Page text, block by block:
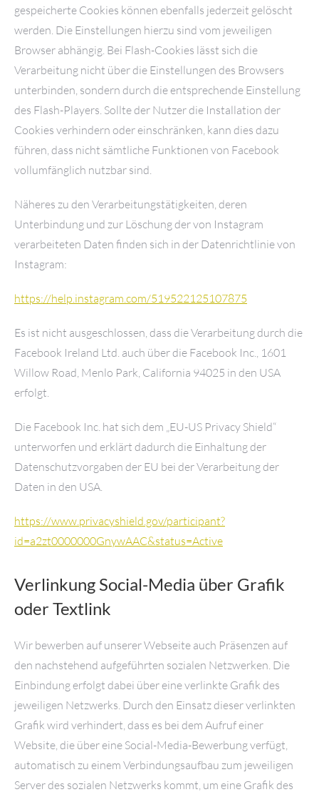
gespeicherte Cookies können ebenfalls jederzeit gelöscht
werden. Die Einstellungen hierzu sind vom jeweiligen
Browser abhängig. Bei Flash-Cookies lässt sich die
Verarbeitung nicht über die Einstellungen des Browsers
unterbinden, sondern durch die entsprechende Einstellung
des Flash-Players. Sollte der Nutzer die Installation der
Cookies verhindern oder einschränken, kann dies dazu
führen, dass nicht sämtliche Funktionen von Facebook
vollumfänglich nutzbar sind.
Näheres zu den Verarbeitungstätigkeiten, deren
Unterbindung und zur Löschung der von Instagram
verarbeiteten Daten finden sich in der Datenrichtlinie von
Instagram:
https://help.instagram.com/519522125107875
Es ist nicht ausgeschlossen, dass die Verarbeitung durch die
Facebook Ireland Ltd. auch über die Facebook Inc., 1601
Willow Road, Menlo Park, California 94025 in den USA
erfolgt.
Die Facebook Inc. hat sich dem „EU-US Privacy Shield“
unterworfen und erklärt dadurch die Einhaltung der
Datenschutzvorgaben der EU bei der Verarbeitung der
Daten in den USA.
https://www.privacyshield.gov/participant?
id=a2zt0000000GnywAAC&status=Active
Verlinkung Social-Media über Grafik
oder Textlink
Wir bewerben auf unserer Webseite auch Präsenzen auf
den nachstehend aufgeführten sozialen Netzwerken. Die
Einbindung erfolgt dabei über eine verlinkte Grafik des
jeweiligen Netzwerks. Durch den Einsatz dieser verlinkten
Grafik wird verhindert, dass es bei dem Aufruf einer
Website, die über eine Social-Media-Bewerbung verfügt,
automatisch zu einem Verbindungsaufbau zum jeweiligen
Server des sozialen Netzwerks kommt, um eine Grafik des